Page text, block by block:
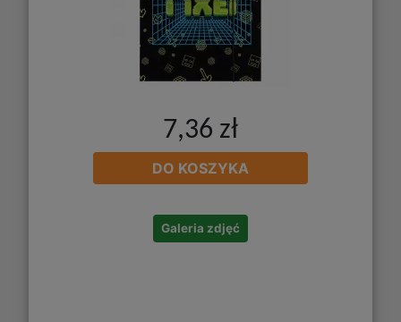
7,36 zł
DO KOSZYKA
Galeria zdjęć